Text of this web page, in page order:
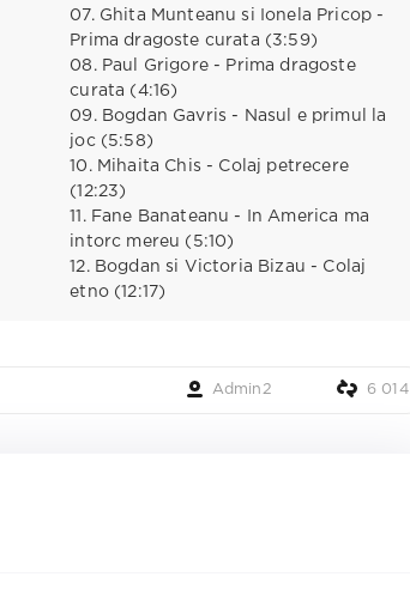
07. Ghita Munteanu si Ionela Pricop -
Prima dragoste curata (3:59)
08. Paul Grigore - Prima dragoste
curata (4:16)
09. Bogdan Gavris - Nasul e primul la
joc (5:58)
10. Mihaita Chis - Colaj petrecere
(12:23)
11. Fane Banateanu - In America ma
intorc mereu (5:10)
12. Bogdan si Victoria Bizau - Colaj
etno (12:17)
Admin2 6 014